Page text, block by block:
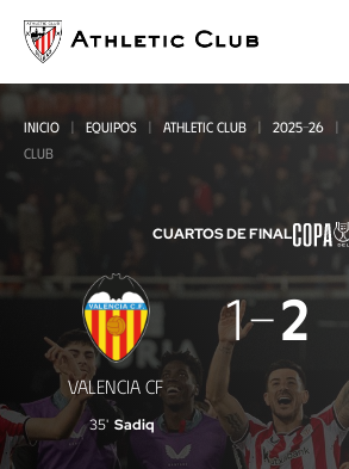
contenido
principal
INICIO EQUIPOS ATHLETIC CLUB 2025-26
CLUB
CUARTOS DE FINAL
Valencia
CF
Athletic
Club
VALENCIA CF
1 2
35' Sadiq